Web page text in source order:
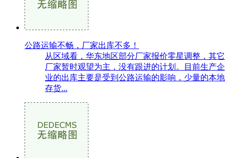
公路运输不畅，厂家出库不多！
从区域看，华东地区部分厂家报价零星调整，其它
厂家暂时观望为主，没有跟进的计划。目前生产企
业的出库主要是受到公路运输的影响，少量的本地
存货...